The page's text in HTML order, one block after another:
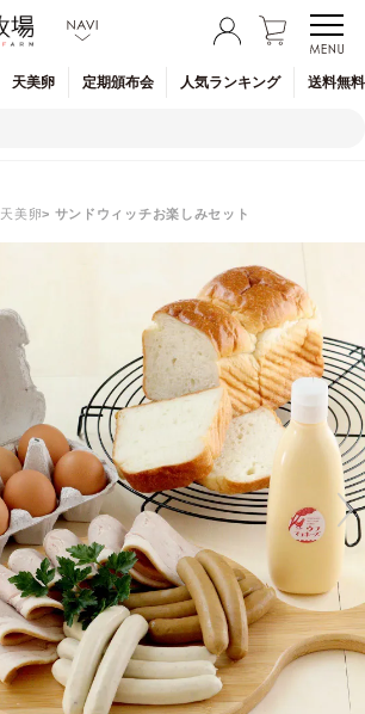
天美卵 定期頒布会 人気ランキング 送料無
天美卵 サンドウィッチお楽しみセット